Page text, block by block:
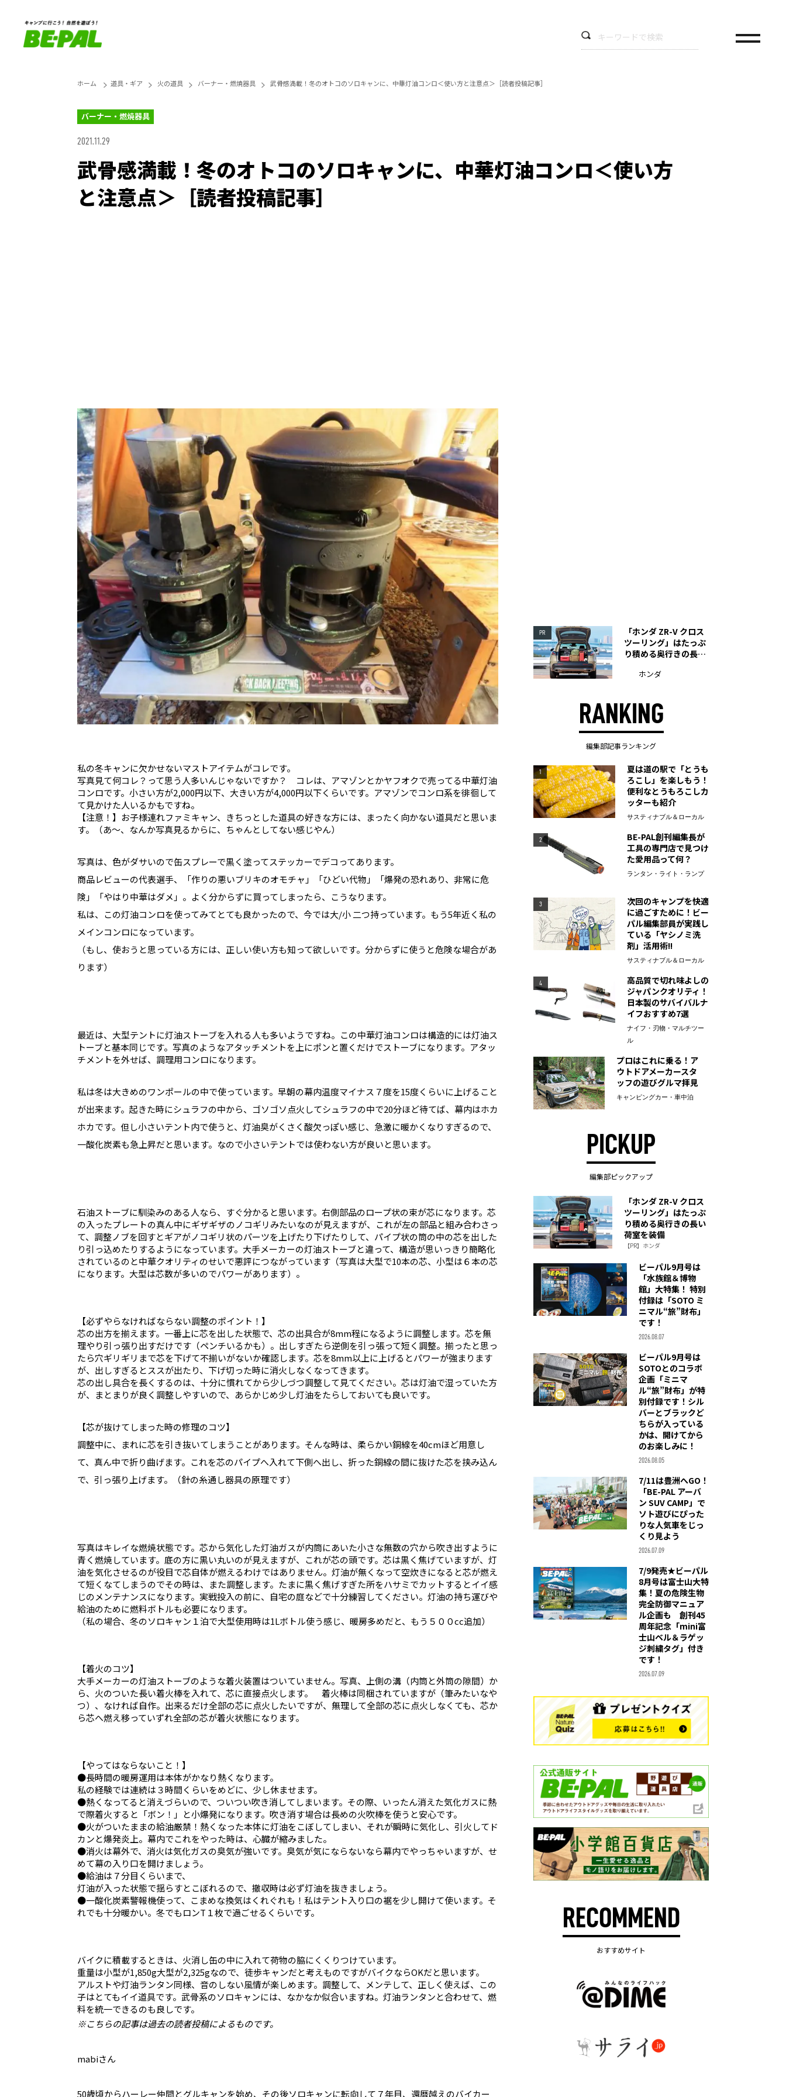
ホーム 道具・ギア 火の道具 バーナー・燃焼器具 武骨感満載！冬のオトコのソロキャンに、中華灯油コンロ＜使い方と注意点＞［読者投稿記事］
バーナー・燃焼器具
2021.11.29
武骨感満載！冬のオトコのソロキャンに、中華灯油コンロ＜使い方
と注意点＞［読者投稿記事］
私の冬キャンに欠かせないマストアイテムがコレです。
写真見て何コレ？って思う人多いんじゃないですか？ コレは、アマゾンとかヤフオクで売ってる中華灯油
コンロです。小さい方が2,000円以下、大きい方が4,000円以下くらいです。アマゾンでコンロ系を徘徊して
て見かけた人いるかもですね。
【注意！】お子様連れファミキャン、きちっとした道具の好きな方には、まったく向かない道具だと思いま
す。（あ〜、なんか写真見るからに、ちゃんとしてない感じやん）
写真は、色がダサいので缶スプレーで黒く塗ってステッカーでデコってあります。
商品レビューの代表選手、「作りの悪いブリキのオモチャ」「ひどい代物」「爆発の恐れあり、非常に危
険」「やはり中華はダメ」。よく分からずに買ってしまったら、こうなります。
私は、この灯油コンロを使ってみてとても良かったので、今では大/小 二つ持っています。もう5年近く私の
メインコンロになっています。
（もし、使おうと思っている方には、正しい使い方も知って欲しいです。分からずに使うと危険な場合があ
ります）
最近は、大型テントに灯油ストーブを入れる人も多いようですね。この中華灯油コンロは構造的には灯油ス
トーブと基本同じです。写真のようなアタッチメントを上にポンと置くだけでストーブになります。アタッ
チメントを外せば、調理用コンロになります。
私は冬は大きめのワンポールの中で使っています。早朝の幕内温度マイナス７度を15度くらいに上げること
が出来ます。起きた時にシュラフの中から、ゴソゴソ点火してシュラフの中で20分ほど待てば、幕内はホカ
ホカです。但し小さいテント内で使うと、灯油臭がくさく酸欠っぽい感じ、急激に暖かくなりすぎるので、
一酸化炭素も急上昇だと思います。なので小さいテントでは使わない方が良いと思います。
石油ストーブに馴染みのある人なら、すぐ分かると思います。右側部品のロープ状の束が芯になります。芯
の入ったプレートの真ん中にギザギザのノコギリみたいなのが見えますが、これが左の部品と組み合わさっ
て、調整ノブを回すとギアがノコギリ状のパーツを上げたり下げたりして、パイプ状の筒の中の芯を出した
り引っ込めたりするようになっています。大手メーカーの灯油ストーブと違って、構造が思いっきり簡略化
されているのと中華クオリティのせいで悪評につながっています（写真は大型で10本の芯、小型は６本の芯
になります。大型は芯数が多いのでパワーがあります）。
【必ずやらなければならない調整のポイント！】
芯の出方を揃えます。一番上に芯を出した状態で、芯の出具合が8mm程になるように調整します。芯を無
理やり引っ張り出すだけです（ペンチいるかも）。出しすぎたら逆側を引っ張って短く調整。揃ったと思っ
たら穴ギリギリまで芯を下げて不揃いがないか確認します。芯を8mm以上に上げるとパワーが強まります
が、出しすぎるとススが出たり、下げ切った時に消火しなくなってきます。
芯の出し具合を長くするのは、十分に慣れてから少しづつ調整して見てください。芯は灯油で湿っていた方
が、まとまりが良く調整しやすいので、あらかじめ少し灯油をたらしておいても良いです。
【芯が抜けてしまった時の修理のコツ】
調整中に、まれに芯を引き抜いてしまうことがあります。そんな時は、柔らかい銅線を40cmほど用意し
て、真ん中で折り曲げます。これを芯のパイプへ入れて下側へ出し、折った銅線の間に抜けた芯を挟み込ん
で、引っ張り上げます。（針の糸通し器具の原理です）
写真はキレイな燃焼状態です。芯から気化した灯油ガスが内筒にあいた小さな無数の穴から吹き出すように
青く燃焼しています。底の方に黒い丸いのが見えますが、これが芯の頭です。芯は黒く焦げていますが、灯
油を気化させるのが役目で芯自体が燃えるわけではありません。灯油が無くなって空炊きになると芯が燃え
て短くなてしまうのでその時は、また調整します。たまに黒く焦げすぎた所をハサミでカットするとイイ感
じのメンテナンスになります。実戦投入の前に、自宅の庭などで十分練習してください。灯油の持ち運びや
給油のために燃料ボトルも必要になります。
（私の場合、冬のソロキャン１泊で大型使用時は1Lボトル使う感じ、暖房多めだと、もう５００cc追加）
【着火のコツ】
大手メーカーの灯油ストーブのような着火装置はついていません。写真、上側の溝（内筒と外筒の隙間）か
ら、火のついた長い着火棒を入れて、芯に直接点火します。 着火棒は同梱されていますが（筆みたいなや
つ）、なければ自作。出来るだけ全部の芯に点火したいですが、無理して全部の芯に点火しなくても、芯か
ら芯へ燃え移っていずれ全部の芯が着火状態になります。
【やってはならないこと！】
●長時間の暖房運用は本体がかなり熱くなります。
私の経験では連続は３時間くらいをめどに、少し休ませます。
●熱くなってると消えづらいので、ついつい吹き消してしまいます。その際、いったん消えた気化ガスに熱
で際着火すると「ボン！」と小爆発になります。吹き消す場合は長めの火吹棒を使うと安心です。
●火がついたままの給油厳禁！熱くなった本体に灯油をこぼしてしまい、それが瞬時に気化し、引火してド
カンと爆発炎上。幕内でこれをやった時は、心臓が縮みました。
●消火は幕外で、消火は気化ガスの臭気が強いです。臭気が気にならないなら幕内でやっちゃいますが、せ
めて幕の入り口を開けましょう。
●給油は７分目くらいまで、
灯油が入った状態で揺らすとこぼれるので、撤収時は必ず灯油を抜きましょう。
●一酸化炭素警報機使って、こまめな換気はくれぐれも！私はテント入り口の裾を少し開けて使います。そ
れでも十分暖かい。冬でもロンT１枚で過ごせるくらいです。
バイクに積載するときは、火消し缶の中に入れて荷物の脇にくくりつけています。
重量は小型が1,850g大型が2,325gなので、徒歩キャンだと考えものですがバイクならOKだと思います。
アルストや灯油ランタン同様、音のしない風情が楽しめます。調整して、メンテして、正しく使えば、この
子はとてもイイ道具です。武骨系のソロキャンには、なかなか似合いますね。灯油ランタンと合わせて、燃
料を統一できるのも良しです。
※こちらの記事は過去の読者投稿によるものです。
mabiさん
50歳頃からハーレー仲間とグルキャンを始め、その後ソロキャンに転向して７年目、還暦越えのバイカー
PR
「ホンダ ZR-V クロス
ツーリング」はたっぷ
り積める奥行きの長い
ホンダ
RANKING
編集部記事ランキング
1
夏は道の駅で「とうも
ろこし」を楽しもう！
便利なとうもろこしカ
ッターも紹介
サスティナブル＆ローカル
2
BE-PAL創刊編集長が
工具の専門店で見つけ
た愛用品って何？
ランタン・ライト・ランプ
3
次回のキャンプを快適
に過ごすために！ビー
パル編集部員が実践し
ている「ヤシノミ洗
剤」活用術!!
サスティナブル＆ローカル
4
高品質で切れ味よしの
ジャパンクオリティ！
日本製のサバイバルナ
イフおすすめ7選
ナイフ・刃物・マルチツー
ル
5
プロはこれに乗る！ア
ウトドアメーカースタ
ッフの遊びグルマ拝見
キャンピングカー・車中泊
PICKUP
編集部ピックアップ
「ホンダ ZR-V クロス
ツーリング」はたっぷ
り積める奥行きの長い
荷室を装備
【PR】ホンダ
ビーパル9月号は
「水族館＆博物
館」大特集！ 特別
付録は「SOTO ミ
ニマル“旅”財布」
です！
2026.08.07
ビーパル9月号は
SOTOとのコラボ
企画「ミニマ
ル“旅”財布」が特
別付録です！シル
バーとブラックど
ちらが入っている
かは、開けてから
のお楽しみに！
2026.08.05
7/11は豊洲へGO！
「BE-PAL アーバ
ン SUV CAMP」で
ソト遊びにぴった
りな人気車をじっ
くり見よう
2026.07.09
7/9発売★ビーパル
8月号は富士山大特
集！夏の危険生物
完全防御マニュア
ル企画も 創刊45
周年記念「mini富
士山ベル＆ラゲッ
ジ刺繍タグ」付き
です！
2026.07.09
RECOMMEND
おすすめサイト